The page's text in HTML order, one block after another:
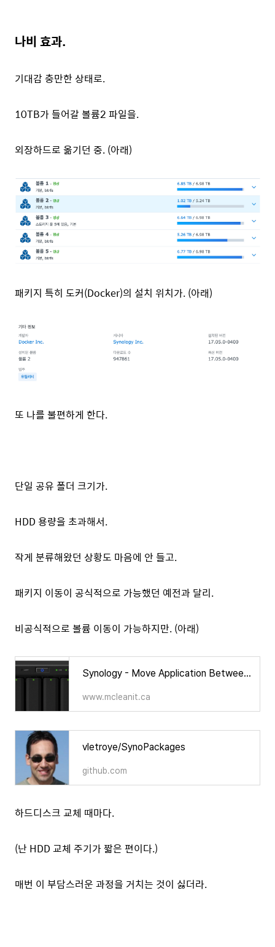
나비 효과.
기대감 충만한 상태로.
10TB가 들어갈 볼륨2 파일을.
외장하드로 옮기던 중. (아래)
패키지 특히 도커(Docker)의 설치 위치가. (아래)
또 나를 불편하게 한다.
단일 공유 폴더 크기가.
HDD 용량을 초과해서.
작게 분류해왔던 상황도 마음에 안 들고.
패키지 이동이 공식적으로 가능했던 예전과 달리.
비공식적으로 볼륨 이동이 가능하지만. (아래)
Synology - Move Application Between Volumes - McLean IT Consulting
www.mcleanit.ca
vletroye/SynoPackages
github.com
하드디스크 교체 때마다.
(난 HDD 교체 주기가 짧은 편이다.)
매번 이 부담스러운 과정을 거치는 것이 싫더라.